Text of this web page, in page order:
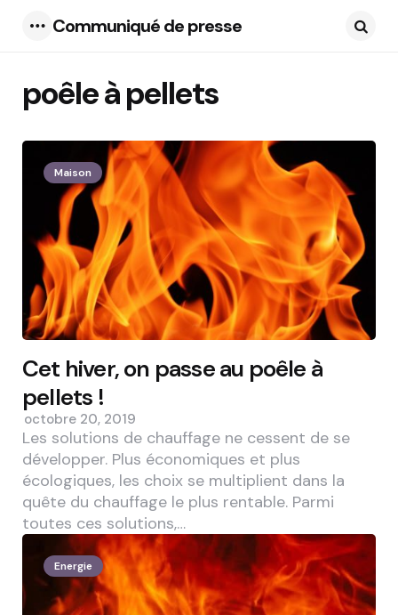
Communiqué de presse
poêle à pellets
Maison
Cet hiver, on passe au poêle à
pellets !
octobre 20, 2019
Les solutions de chauffage ne cessent de se
développer. Plus économiques et plus
écologiques, les choix se multiplient dans la
quête du chauffage le plus rentable. Parmi
toutes ces solutions,…
Energie